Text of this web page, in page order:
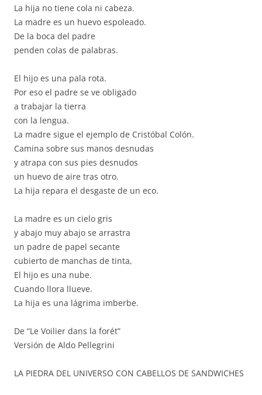
La hija no tiene cola ni cabeza.
La madre es un huevo espoleado.
De la boca del padre
penden colas de palabras.
El hijo es una pala rota.
Por eso el padre se ve obligado
a trabajar la tierra
con la lengua.
La madre sigue el ejemplo de Cristóbal Colón.
Camina sobre sus manos desnudas
y atrapa con sus pies desnudos
un huevo de aire tras otro.
La hija repara el desgaste de un eco.
La madre es un cielo gris
y abajo muy abajo se arrastra
un padre de papel secante
cubierto de manchas de tinta,
El hijo es una nube.
Cuando llora llueve.
La hija es una lágrima imberbe.
De “Le Voilier dans la forét”
Versión de Aldo Pellegrini
LA PIEDRA DEL UNIVERSO CON CABELLOS DE SANDWICHES